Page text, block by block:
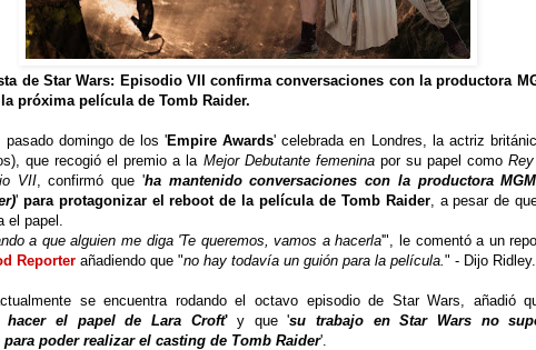
de Star Wars: Episodio VII confirma conversaciones con la productora
próxima película de Tomb Raider.
pasado domingo de los 'Empire Awards' celebrada en Londres, la actriz
que recogió el premio a la Mejor Debutante femeninapor su papel como
VII, confirmó que 'ha mantenido conversaciones con la productora
'para protagonizar el reboot de la película de Tomb Raider, a pesar de
el papel.
a que alguien me diga 'Te queremos, vamos a hacerla'", le comentó a un
Reporter añadiendo que "no hay todavía un guión para la película. " - Dijo Ridley.
se encuentra rodando el octavo episodio de Star Wars, añadió
hacer el papel de Lara Croft'y que 'su trabajo en Star Wars no
poder realizar el casting de Tomb Raider'.